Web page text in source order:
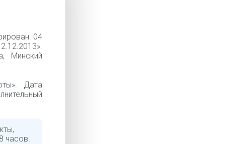
04
Минский
Дата
часов.